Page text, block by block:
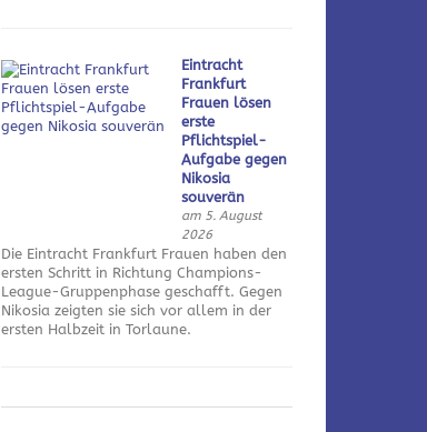
Eintracht
Frankfurt
Frauen lösen
erste
Pflichtspiel-
Aufgabe gegen
Nikosia
souverän
am 5. August
2026
Die Eintracht Frankfurt Frauen haben den
ersten Schritt in Richtung Champions-
League-Gruppenphase geschafft. Gegen
Nikosia zeigten sie sich vor allem in der
ersten Halbzeit in Torlaune.